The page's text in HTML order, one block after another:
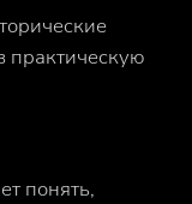
практическую
понять,